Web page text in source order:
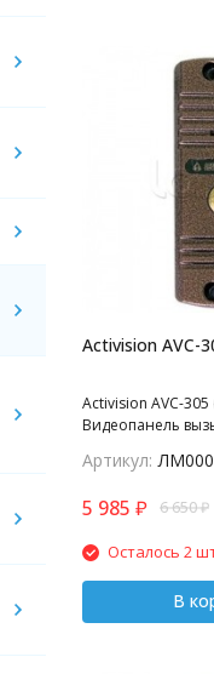
Activision AVC-
Activision AVC-305
Видеопанель
проводная;
подветкой до
обзора 75 (гор.)
диапазон t -
угловым
мм, Цветовая
Артикул:
5 985 ₽ 6 650₽
Осталось 2
В